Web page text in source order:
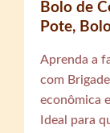
Bolo de
Pote,
Aprenda a
com
econômica
Ideal para